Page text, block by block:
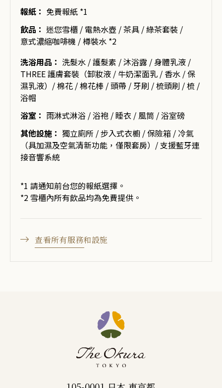
報紙： 免費報紙 *1
飲品： 迷您雪櫃 / 電熱水壺 / 茶具 / 綠茶套裝 /
意式濃縮咖啡機 / 樽裝水 *2
洗浴用品： 洗髮水 / 護髮素 / 沐浴露 / 身體乳液 /
THREE 護膚套裝（卸妝液 / 牛奶潔面乳 / 香水 / 保
濕乳液）/ 棉花 / 棉花棒 / 頭帶 / 牙刷 / 梳頭刷 / 梳 /
浴帽
浴室： 雨淋式淋浴 / 浴袍 / 睡衣 / 風筒 / 浴室磅
其他設施： 獨立廁所 / 步入式衣櫥 / 保險箱 / 冷氣
（具加濕及空氣清新功能，僅限套房）/ 支援藍牙連
接音響系統
*1 請通知前台您的報紙選擇。
*2 雪櫃內所有飲品均為免費提供。
查看所有服務和設施